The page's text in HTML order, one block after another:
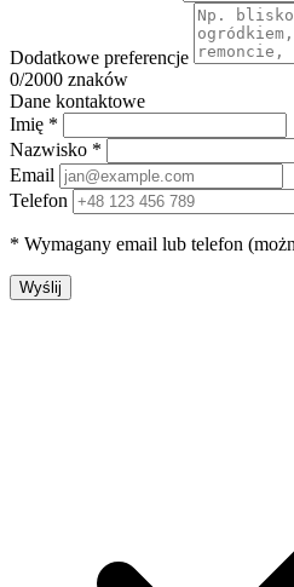
Dodatkowe preferencje
0/2000 znaków
Dane kontaktowe
Imię *
Nazwisko *
Email
Telefon
* Wymagany email lub telefon
Wyślij